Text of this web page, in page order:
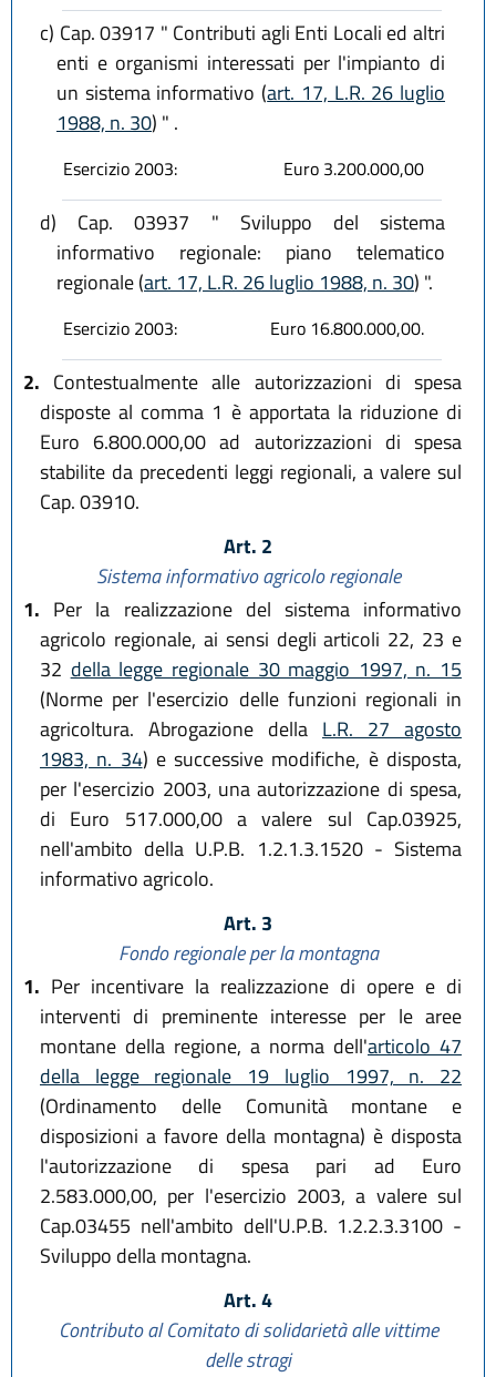
c) Cap. 03917 " Contributi agli Enti Locali ed altri
enti e organismi interessati per l'impianto di
un sistema informativo (art. 17, L.R. 26 luglio
1988, n. 30) " .
Esercizio 2003: Euro 3.200.000,00
d) Cap. 03937 " Sviluppo del sistema
informativo regionale: piano telematico
regionale (art. 17, L.R. 26 luglio 1988, n. 30) ".
Esercizio 2003: Euro 16.800.000,00.
2. Contestualmente alle autorizzazioni di spesa
disposte al comma 1 è apportata la riduzione di
Euro 6.800.000,00 ad autorizzazioni di spesa
stabilite da precedenti leggi regionali, a valere sul
Cap. 03910.
Art. 2
Sistema informativo agricolo regionale
1. Per la realizzazione del sistema informativo
agricolo regionale, ai sensi degli articoli 22, 23 e
32 della legge regionale 30 maggio 1997, n. 15
(Norme per l'esercizio delle funzioni regionali in
agricoltura. Abrogazione della L.R. 27 agosto
1983, n. 34) e successive modifiche, è disposta,
per l'esercizio 2003, una autorizzazione di spesa,
di Euro 517.000,00 a valere sul Cap.03925,
nell'ambito della U.P.B. 1.2.1.3.1520 - Sistema
informativo agricolo.
Art. 3
Fondo regionale per la montagna
1. Per incentivare la realizzazione di opere e di
interventi di preminente interesse per le aree
montane della regione, a norma dell'articolo 47
della legge regionale 19 luglio 1997, n. 22
(Ordinamento delle Comunità montane e
disposizioni a favore della montagna) è disposta
l'autorizzazione di spesa pari ad Euro
2.583.000,00, per l'esercizio 2003, a valere sul
Cap.03455 nell'ambito dell'U.P.B. 1.2.2.3.3100 -
Sviluppo della montagna.
Art. 4
Contributo al Comitato di solidarietà alle vittime
delle stragi